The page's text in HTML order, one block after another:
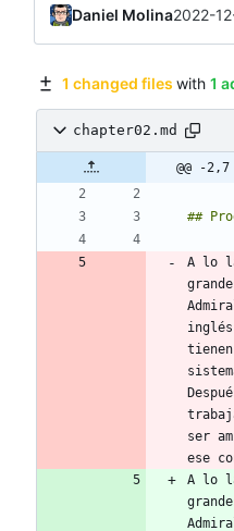
Daniel Molina2022-
1 changed files with 1
chapter02.md
@@ -2,7
A lo
inglés
ser
A lo